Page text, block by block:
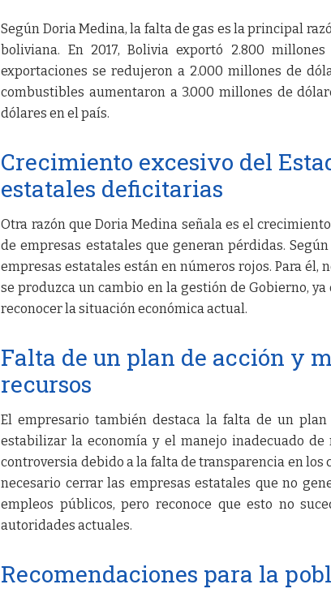
Según Doria Medina, la falta de gas es la principal
boliviana. En 2017, Bolivia exportó 2.800
exportaciones se redujeron a 2.000 millones de
combustibles aumentaron a 3.000 millones de
dólares en el país.
Crecimiento excesivo del
estatales deficitarias
Otra razón que Doria Medina señala es el
de empresas estatales que generan pérdidas.
empresas estatales están en números rojos. Para él,
se produzca un cambio en la gestión de Gobierno,
reconocer la situación económica actual.
Falta de un plan de acción y
recursos
El empresario también destaca la falta de un
estabilizar la economía y el manejo inadecuado
controversia debido a la falta de transparencia en los
necesario cerrar las empresas estatales que no
empleos públicos, pero reconoce que esto no
autoridades actuales.
Recomendaciones para la